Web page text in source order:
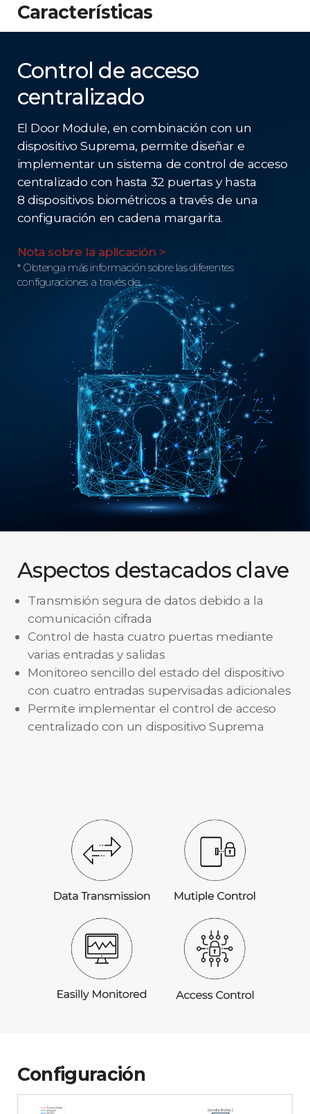
Características
Control de acceso
centralizado
El Door Module, en combinación con un
dispositivo Suprema, permite diseñar e
implementar un sistema de control de acceso
centralizado con hasta 32 puertas y hasta
8 dispositivos biométricos a través de una
configuración en cadena margarita.
Nota sobre la aplicación >
* Obtenga más información sobre las diferentes
configuraciones a través de.
Aspectos destacados clave
Transmisión segura de datos debido a la
comunicación cifrada
Control de hasta cuatro puertas mediante
varias entradas y salidas
Monitoreo sencillo del estado del dispositivo
con cuatro entradas supervisadas adicionales
Permite implementar el control de acceso
centralizado con un dispositivo Suprema
Configuración